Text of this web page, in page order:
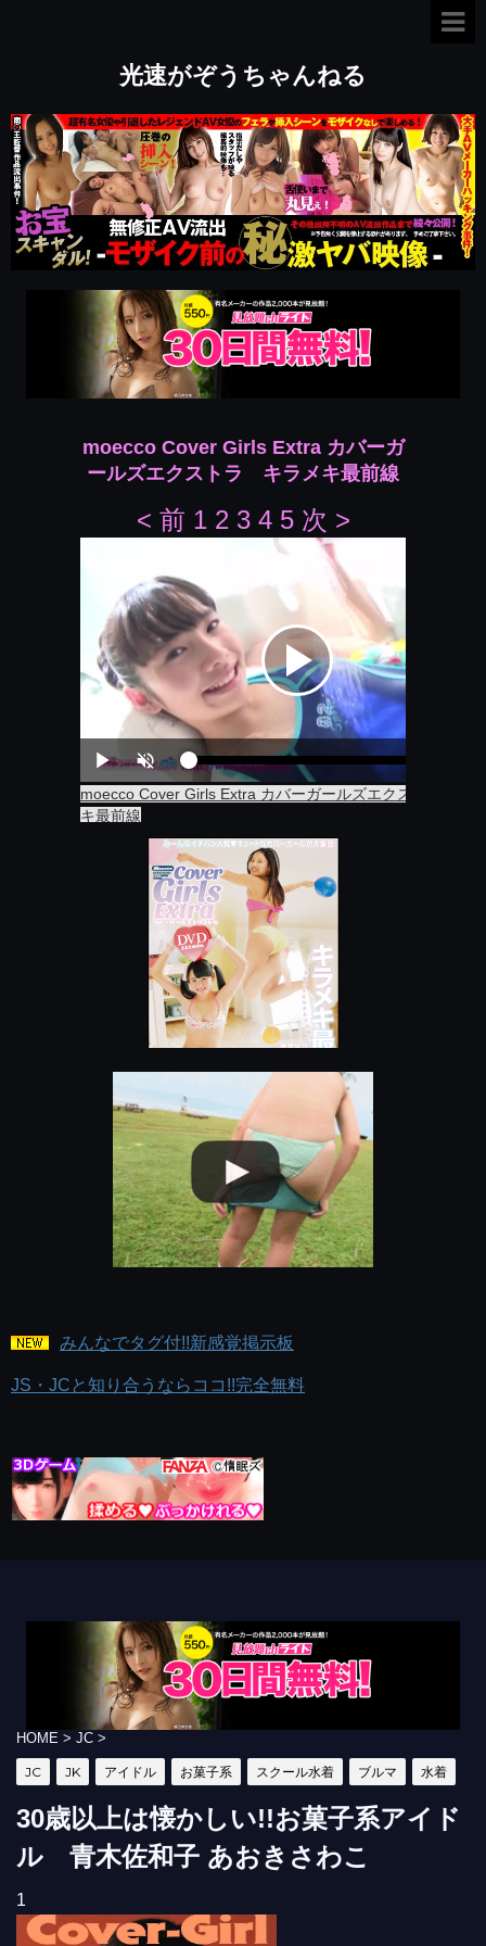
光速がぞうちゃんねる
みんなでタグ付!!新感覚掲示板
JS・JCと知り合うならココ!!完全無料
HOME > JC >
JC JK アイドル お菓子系 スクール水着 ブルマ 水着
30歳以上は懐かしい!!お菓子系アイド
ル 青木佐和子 あおきさわこ
1